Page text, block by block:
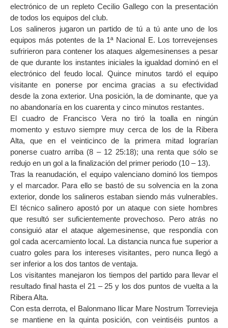
electrónico de un repleto Cecilio Gallego con la presentación
de todos los equipos del club.
Los salineros jugaron un partido de tú a tú ante uno de los
equipos más potentes de la 1ª Nacional E. Los torrevejenses
sufririeron para contener los ataques algemesinenses a pesar
de que durante los instantes iniciales la igualdad dominó en el
electrónico del feudo local. Quince minutos tardó el equipo
visitante en ponerse por encima gracias a su efectividad
desde la zona exterior. Una posición, la de dominante, que ya
no abandonaría en los cuarenta y cinco minutos restantes.
El cuadro de Francisco Vera no tiró la toalla en ningún
momento y estuvo siempre muy cerca de los de la Ribera
Alta, que en el veinticinco de la primera mitad lograrían
ponerse cuatro arriba (8 – 12 25:18); una renta que sólo se
redujo en un gol a la finalización del primer periodo (10 – 13).
Tras la reanudación, el equipo valenciano dominó los tiempos
y el marcador. Para ello se bastó de su solvencia en la zona
exterior, donde los salineros estaban siendo más vulnerables.
El técnico salinero apostó por un ataque con siete hombres
que resultó ser suficientemente provechoso. Pero atrás no
consiguió atar el ataque algemesinense, que respondía con
gol cada acercamiento local. La distancia nunca fue superior a
cuatro goles para los intereses visitantes, pero nunca llegó a
ser inferior a los dos tantos de ventaja.
Los visitantes manejaron los tiempos del partido para llevar el
resultado final hasta el 21 – 25 y los dos puntos de vuelta a la
Ribera Alta.
Con esta derrota, el Balonmano Ilicar Mare Nostrum Torrevieja
se mantiene en la quinta posición, con veintiséis puntos a